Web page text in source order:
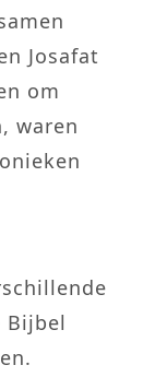
Josafat
om
waren
Bijbel